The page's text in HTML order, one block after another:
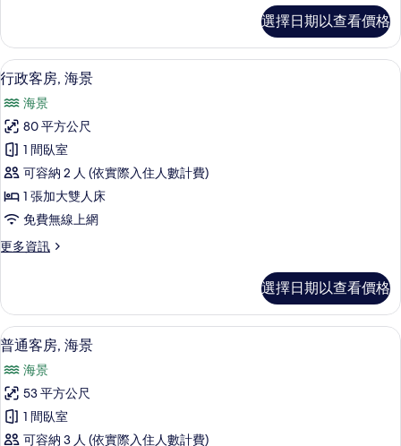
所
有
相
片
客
房,
海
景
的
詳
情
選擇日期以查看價格
顯
示
行
政
客
房,
海
景
的
有
相
片
行政客房, 海景 | 迷你吧、客房內保險
8
行政客房, 海景
海景
80 平方公尺
1 間臥室
可容納 2 人 (依實際入住人數計費)
1 張加大雙人床
免費無線上網
更多資訊
更
客
房,
海
景
的
詳
情
選擇日期以查看價格
顯
示
普
通
客
普通客房, 海景 | 迷你吧、客房內保險
9
普通客房, 海景
海景
53 平方公尺
1 間臥室
可容納 3 人 (依實際入住人數計費)